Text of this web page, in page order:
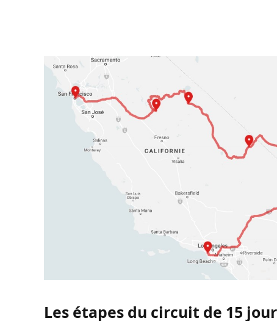
Les étapes du circuit de 15